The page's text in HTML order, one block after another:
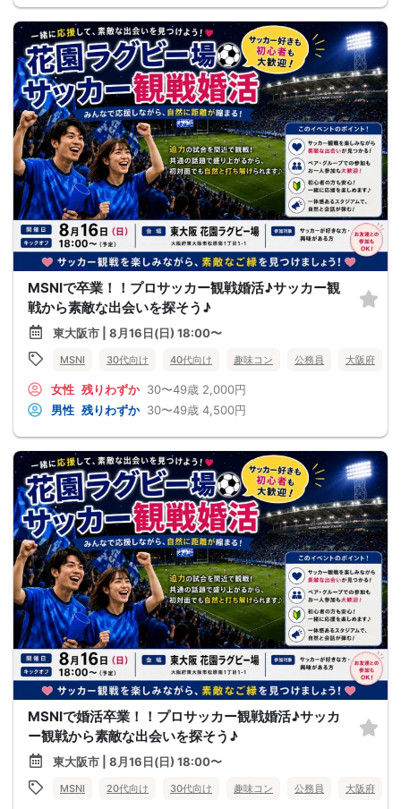
MSNIで卒業！！プロサッカー観戦婚活♪サッカー観
戦から素敵な出会いを探そう♪
東大阪市 | 8月16日(日) 18:00〜
MSNI 30代向け 40代向け 趣味コン 公務員 大阪府
女性 残りわずか 30〜49歳 2,000円
男性 残りわずか 30〜49歳 4,500円
MSNIで婚活卒業！！プロサッカー観戦婚活♪サッカ
ー観戦から素敵な出会いを探そう♪
東大阪市 | 8月16日(日) 18:00〜
MSNI 20代向け 30代向け 趣味コン 公務員 大阪府